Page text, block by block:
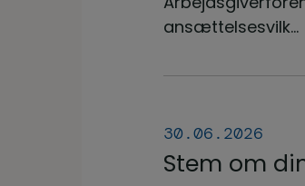
ansættelsesvilk...
30.06.2026
Stem om